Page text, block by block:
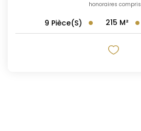
honoraires compris
9 Pièce(s) 215 M²